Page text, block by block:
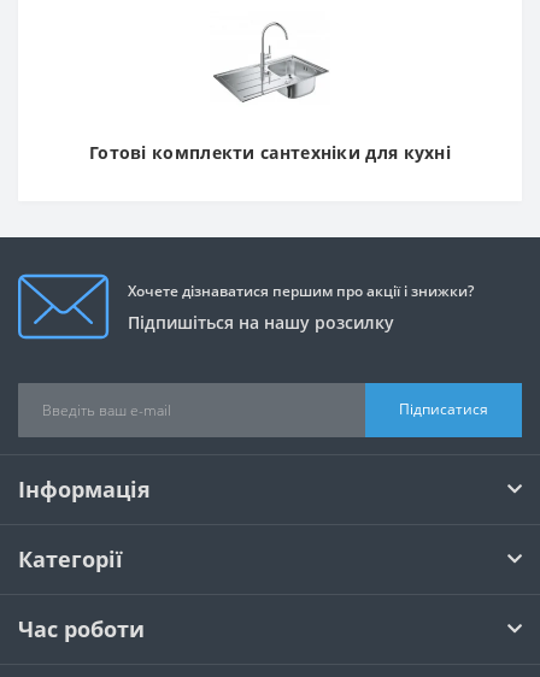
Готові комплекти сантехніки для кухні
Хочете дізнаватися першим про акції і знижки?
Підпишіться на нашу розсилку
Підписатися
Інформація
Категорії
Час роботи